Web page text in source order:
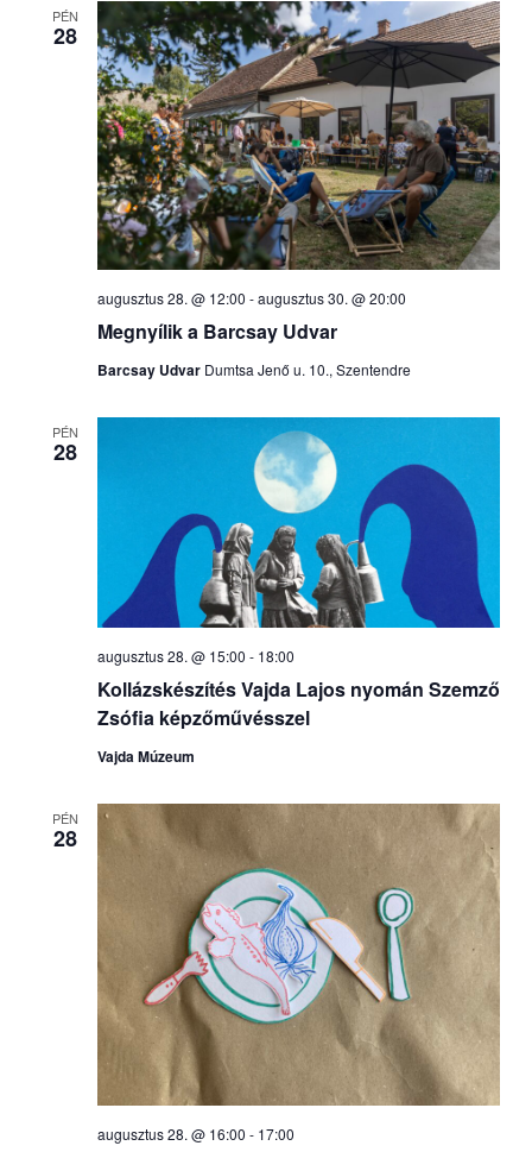
PÉN
28
Megnyílik a Barcsay Udvar
augusztus 28. @ 12:00 -augusztus 30. @ 20:00
Barcsay Udvar Dumtsa Jenő u. 10., Szentendre
PÉN
28
Kollázskészítés Vajda Lajos nyomán Szemző
Zsófia képzőművésszel
augusztus 28. @ 15:00 - 18:00
Vajda Múzeum
PÉN
28
augusztus 28. @ 16:00 - 17:00